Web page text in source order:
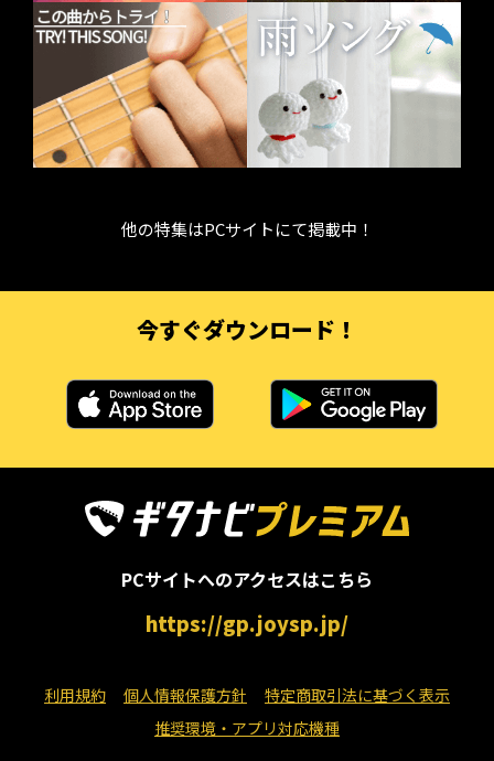
他の特集はPCサイトにて掲載中！
今すぐダウンロード！
PCサイトへのアクセスはこちら
https://gp.joysp.jp/
利用規約 個人情報保護方針
特定商取引法に基づく表示
推奨環境・アプリ対応機種